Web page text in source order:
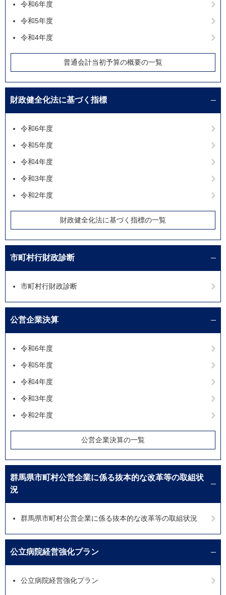
令和6年度
令和5年度
令和4年度
普通会計当初予算の概要の一覧
財政健全化法に基づく指標
令和6年度
令和5年度
令和4年度
令和3年度
令和2年度
財政健全化法に基づく指標の一覧
市町村行財政診断
市町村行財政診断
公営企業決算
令和6年度
令和5年度
令和4年度
令和3年度
令和2年度
公営企業決算の一覧
群馬県市町村公営企業に係る抜本的な改革等の取組状
況
群馬県市町村公営企業に係る抜本的な改革等の取組状況
公立病院経営強化プラン
公立病院経営強化プラン